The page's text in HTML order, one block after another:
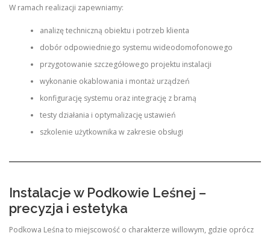
W ramach realizacji zapewniamy:
analizę techniczną obiektu i potrzeb klienta
dobór odpowiedniego systemu wideodomofonowego
przygotowanie szczegółowego projektu instalacji
wykonanie okablowania i montaż urządzeń
konfigurację systemu oraz integrację z bramą
testy działania i optymalizację ustawień
szkolenie użytkownika w zakresie obsługi
Instalacje w Podkowie Leśnej –
precyzja i estetyka
Podkowa Leśna to miejscowość o charakterze willowym, gdzie oprócz